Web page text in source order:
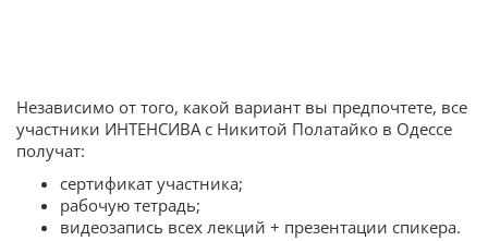
Независимо от того, какой вариант вы предпочтете, все
участники ИНТЕНСИВА с Никитой Полатайко в Одессе
получат:
сертификат участника;
рабочую тетрадь;
видеозапись всех лекций + презентации спикера.